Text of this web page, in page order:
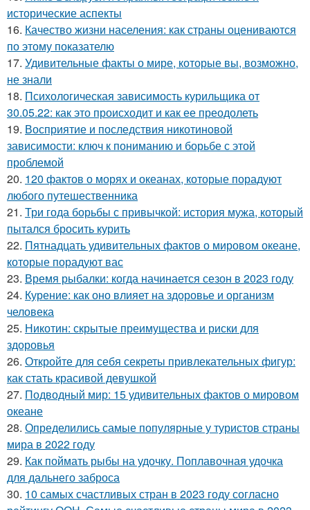
исторические аспекты
16. Качество жизни населения: как страны оцениваются
по этому показателю
17. Удивительные факты о мире, которые вы, возможно,
не знали
18. Психологическая зависимость курильщика от
30.05.22: как это происходит и как ее преодолеть
19. Восприятие и последствия никотиновой
зависимости: ключ к пониманию и борьбе с этой
проблемой
20. 120 фактов о морях и океанах, которые порадуют
любого путешественника
21. Три года борьбы с привычкой: история мужа, который
пытался бросить курить
22. Пятнадцать удивительных фактов о мировом океане,
которые порадуют вас
23. Время рыбалки: когда начинается сезон в 2023 году
24. Курение: как оно влияет на здоровье и организм
человека
25. Никотин: скрытые преимущества и риски для
здоровья
26. Откройте для себя секреты привлекательных фигур:
как стать красивой девушкой
27. Подводный мир: 15 удивительных фактов о мировом
океане
28. Определились самые популярные у туристов страны
мира в 2022 году
29. Как поймать рыбы на удочку. Поплавочная удочка
для дальнего заброса
30. 10 самых счастливых стран в 2023 году согласно